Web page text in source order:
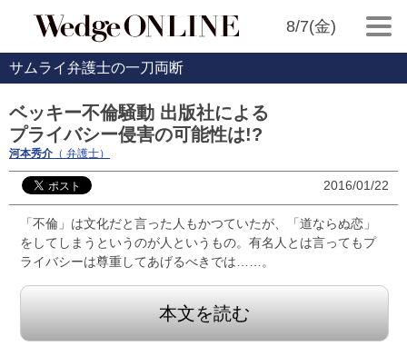
8/7(金)
サムライ弁護士の一刀両断
ベッキー不倫騒動 出版社による
プライバシー侵害の可能性は!?
河本秀介 （ 弁護士）
2016/01/22
「不倫」は文化だと言った人もかつていたが、「道ならぬ恋」
をしてしまうというのが人というもの。有名人とは言ってもプ
ライバシーは尊重してあげるべきでは……。
本文を読む